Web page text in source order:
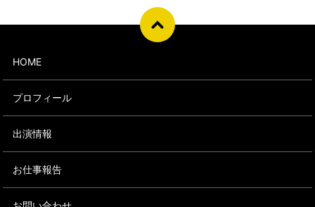
HOME
プロフィール
出演情報
お仕事報告